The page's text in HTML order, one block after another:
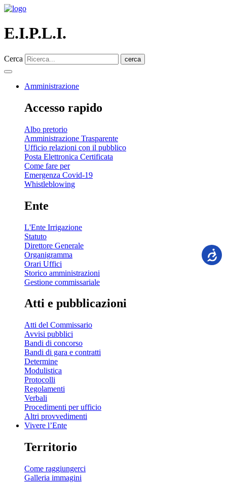
E.I.P.L.I.
Cerca cerca
Amministrazione
Accesso rapido
Albo pretorio
Amministrazione Trasparente
Ufficio relazioni con il pubblico
Posta Elettronica Certificata
Come fare per
Emergenza Covid-19
Whistleblowing
Ente
L'Ente Irrigazione
Statuto
Direttore Generale
Organigramma
Orari Uffici
Storico amministrazioni
Gestione commissariale
Atti e pubblicazioni
Atti del Commissario
Avvisi pubblici
Bandi di concorso
Bandi di gara e contratti
Determine
Modulistica
Protocolli
Regolamenti
Verbali
Procedimenti per ufficio
Altri provvedimenti
Vivere l’Ente
Territorio
Come raggiungerci
Galleria immagini